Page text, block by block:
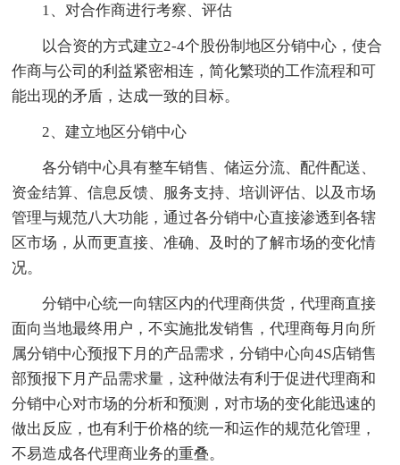
1、对合作商进行考察、评估
以合资的方式建立2-4个股份制地区分销中心，使合
作商与公司的利益紧密相连，简化繁琐的工作流程和可
能出现的矛盾，达成一致的目标。
2、建立地区分销中心
各分销中心具有整车销售、储运分流、配件配送、
资金结算、信息反馈、服务支持、培训评估、以及市场
管理与规范八大功能，通过各分销中心直接渗透到各辖
区市场，从而更直接、准确、及时的了解市场的变化情
况。
分销中心统一向辖区内的代理商供货，代理商直接
面向当地最终用户，不实施批发销售，代理商每月向所
属分销中心预报下月的产品需求，分销中心向4S店销售
部预报下月产品需求量，这种做法有利于促进代理商和
分销中心对市场的分析和预测，对市场的变化能迅速的
做出反应，也有利于价格的统一和运作的规范化管理，
不易造成各代理商业务的重叠。